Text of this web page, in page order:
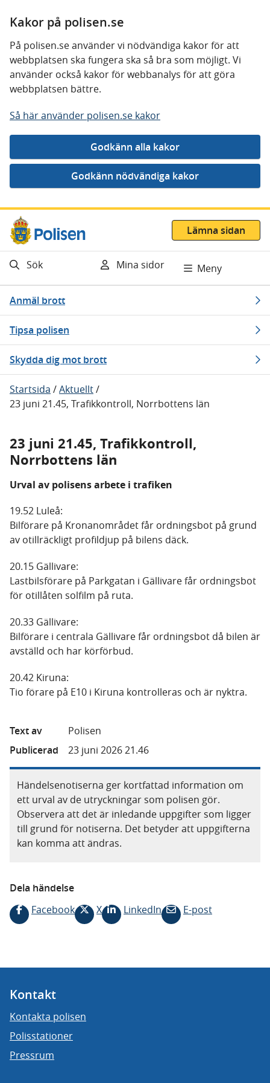
Kakor på polisen.se
På polisen.se använder vi nödvändiga kakor för att
webbplatsen ska fungera ska så bra som möjligt. Vi
använder också kakor för webbanalys för att göra
webbplatsen bättre.
Så här använder polisen.se kakor
Gå direkt till innehåll
Lämna sidan
Sök Mina sidor Meny
Anmäl brott
Tipsa polisen
Skydda dig mot brott
Startsida /Aktuellt/
23 juni 21.45, Trafikkontroll, Norrbottens län
23 juni 21.45, Trafikkontroll,
Norrbottens län
Urval av polisens arbete i trafiken
19.52 Luleå:
Bilförare på Kronanområdet får ordningsbot på grund
av otillräckligt profildjup på bilens däck.
20.15 Gällivare:
Lastbilsförare på Parkgatan i Gällivare får ordningsbot
för otillåten solfilm på ruta.
20.33 Gällivare:
Bilförare i centrala Gällivare får ordningsbot då bilen är
avställd och har körförbud.
20.42 Kiruna:
Tio förare på E10 i Kiruna kontrolleras och är nyktra.
Text av
Polisen
Publicerad
23 juni 2026 21.46
Händelsenotiserna ger kortfattad information om
ett urval av de utryckningar som polisen gör.
Observera att det är inledande uppgifter som ligger
till grund för notiserna. Det betyder att uppgifterna
kan komma att ändras.
Dela händelse
Facebook
X LinkedIn E-post
Kontakt
Kontakta polisen
Polisstationer
Pressrum